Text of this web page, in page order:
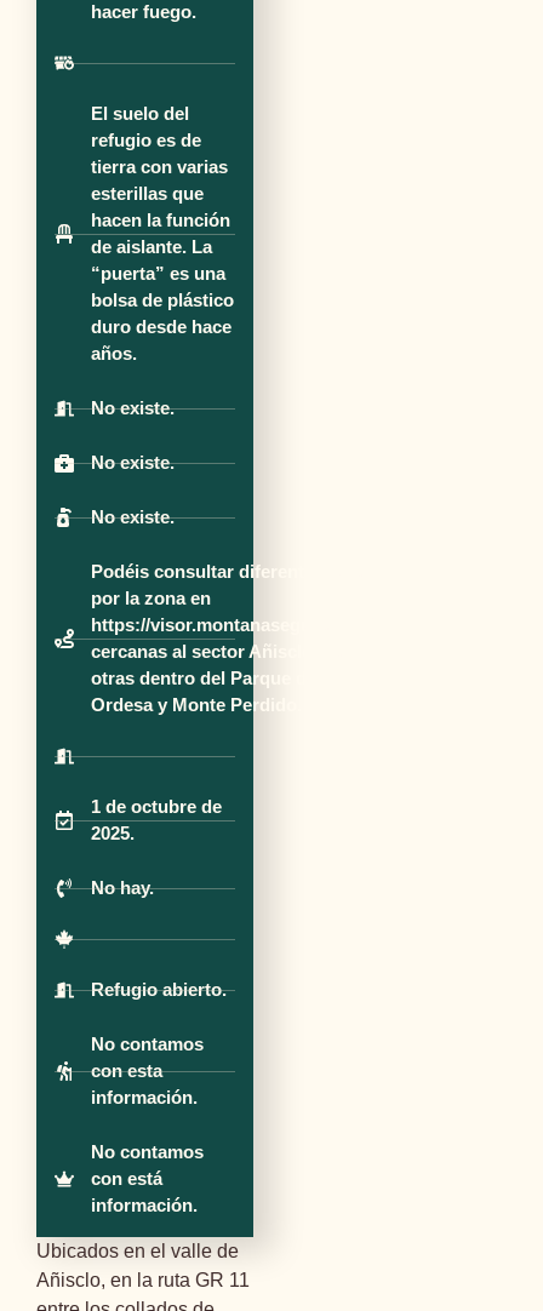
hacer fuego.
El suelo del
refugio es de
tierra con varias
esterillas que
hacen la función
de aislante. La
“puerta” es una
bolsa de plástico
duro desde hace
años.
No existe.
No existe.
No existe.
Podéis consultar diferentes rutas
por la zona en
https://visor.montanasegura.com/
cercanas al sector Añisclo y a
otras dentro del Parque de
Ordesa y Monte Perdido.
1 de octubre de
2025.
No hay.
Refugio abierto.
No contamos
con esta
información.
No contamos
con está
información.
Ubicados en el valle de
Añisclo, en la ruta GR 11